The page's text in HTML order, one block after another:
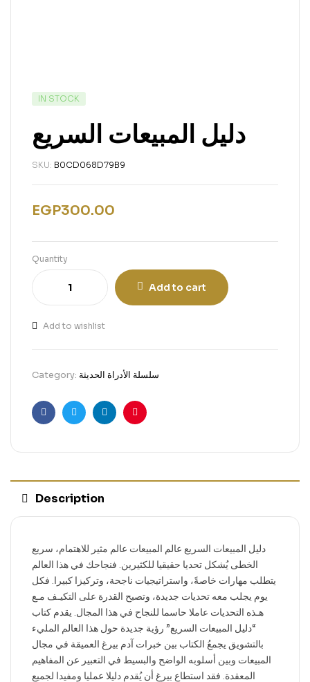
IN STOCK
دليل المبيعات السريع
SKU: B0CD068D79B9
EGP300.00
Quantity
Add to cart
Add to wishlist
Category: سلسلة الأدراة الحديثة
FacebookTwitterLinkedinPinterest
Description
دليل المبيعات السريع عالم المبيعات عالم مثير للاهتمام، سريع
الخطى يُشكل تحديا حقيقيا للكثيرين. فنجاحك في هذا العالم
يتطلب مهارات خاصةً، واستراتيجيات ناجحة، وتركيزا كبيرا. فكل
يوم يجلب معه تحديات جديدة، وتصبح القدرة على التكيـف مـع
هـذه التحديات عاملا حاسما للنجاح في هذا المجال. يقدم كتاب
“دليل المبيعات السريع” رؤية جديدة حول هذا العالم المليء
بالتشويق يجمعُ الكتاب بين خبرات آدم بيرغ العميقة في مجال
المبيعات وبين أسلوبه الواضح والبسيط في التعبير عن المفاهيم
المعقدة. فقد استطاع بيرغ أن يُقدم دليلا عمليا ومفيدا لجميع